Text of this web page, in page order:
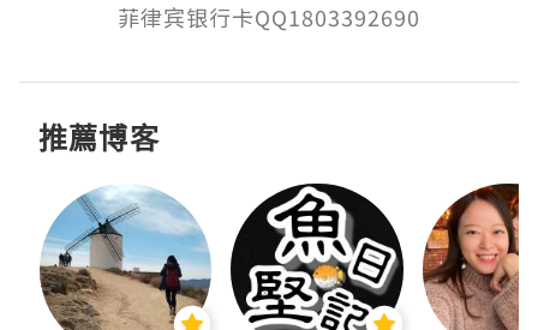
菲律宾银行卡QQ1803392690
推薦博客